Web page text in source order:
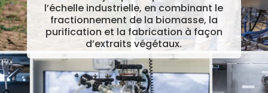
l’échelle industrielle, en combinant le
fractionnement de la biomasse, la
purification et la fabrication à façon
d’extraits végétaux.